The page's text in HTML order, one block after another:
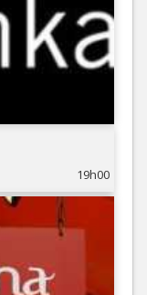
19h00